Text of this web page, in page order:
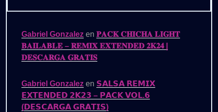
Gabriel Gonzalez en 𝐏𝐀𝐂𝐊 𝐂𝐇𝐈𝐂𝐇𝐀 𝐋𝐈𝐆𝐇𝐓
𝐁𝐀𝐈𝐋𝐀𝐁𝐋𝐄 – 𝐑𝐄𝐌𝐈𝐗 𝐄𝐗𝐓𝐄𝐍𝐃𝐄𝐃 𝟐𝐊𝟐𝟒 |
𝐃𝐄𝐒𝐂𝐀𝐑𝐆𝐀 𝐆𝐑𝐀𝐓𝐈𝐒
Gabriel Gonzalez en 𝗦𝗔𝗟𝗦𝗔 𝗥𝗘𝗠𝗜𝗫
𝗘𝗫𝗧𝗘𝗡𝗗𝗘𝗗 𝟮𝗞𝟮𝟯 – 𝗣𝗔𝗖𝗞 𝗩𝗢𝗟.𝟲
(𝗗𝗘𝗦𝗖𝗔𝗥𝗚𝗔 𝗚𝗥𝗔𝗧𝗜𝗦)